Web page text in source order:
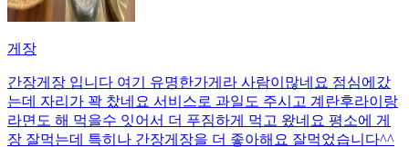
게장
간장게장 입니다 여기 유명한가게라 사람이많네요 점심에갔
는데 자리가 꽉 찼네요 서비스로 과일도 주시고 계란후라이랑
라면도 해 먹을수 잇어서 더 푸짐하게 먹고 왔네요 평소에 게
장 잘먹는데 특히나 간장게장을 더 좋아해요 잘먹었습니다^^